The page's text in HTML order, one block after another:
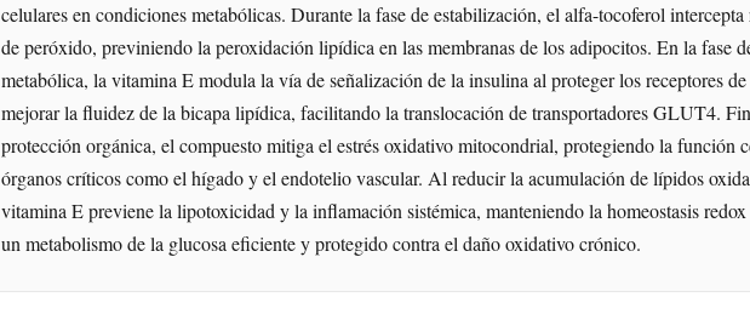
celulares en condiciones metabólicas. Durante la fase de estabilización, el alfa-tocoferol
de peróxido, previniendo la peroxidación lipídica en las membranas de los adipocitos. En la fase
metabólica, la vitamina E modula la vía de señalización de la insulina al proteger los receptores
mejorar la fluidez de la bicapa lipídica, facilitando la translocación de transportadores GLUT4.
protección orgánica, el compuesto mitiga el estrés oxidativo mitocondrial, protegiendo la función
órganos críticos como el hígado y el endotelio vascular. Al reducir la acumulación de lípidos
vitamina E previene la lipotoxicidad y la inflamación sistémica, manteniendo la homeostasis redox
un metabolismo de la glucosa eficiente y protegido contra el daño oxidativo crónico.